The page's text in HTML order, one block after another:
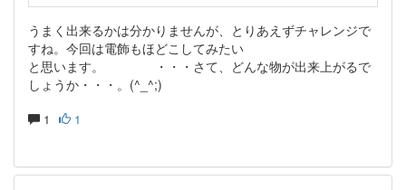
うまく出来るかは分かりませんが、とりあえずチャレンジで
すね。今回は電飾もほどこしてみたい
と思います。 ・・・さて、どんな物が出来上がるで
しょうか・・・。(^_^;)
1 1